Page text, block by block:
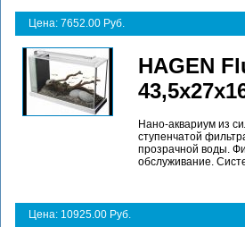
Цена: 7652.00 Руб.
HAGEN
Нано-аквариум из
ступенчатой
прозрачной воды.
обслуживание.
Цена: 10925.00 Руб.